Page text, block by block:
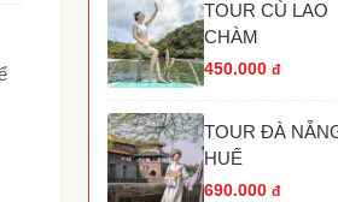
HÒN MÓNG TAY PHÚ QUỐC
HÒN THƠM PHÚ QUỐC
THAM QUAN GRAND WORLD PHÚ
HANG RÁI VĨNH HY NHA TRANG
THÁC YANG BAY NHA TRANG
TOUR CÙ LAO
CHÀM
450.000 đ
TOUR ĐÀ
HUẾ
690.000 đ